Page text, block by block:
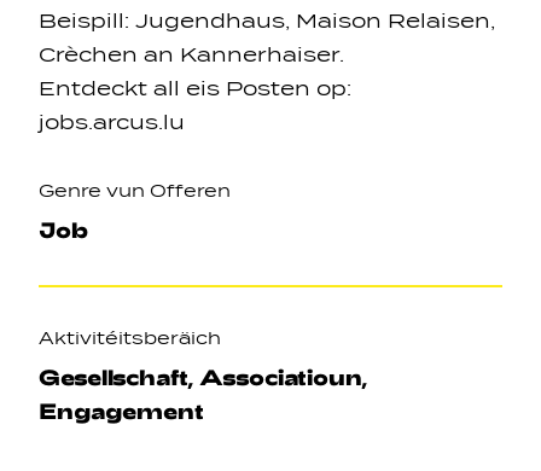
Gérer les cookies
Beispill: Jugendhaus, Maison Relaisen,
Crèchen an Kannerhaiser.
Entdeckt all eis Posten op:
jobs.arcus.lu
Genre vun Offeren
Job
Aktivitéitsberäich
Gesellschaft, Associatioun,
Engagement